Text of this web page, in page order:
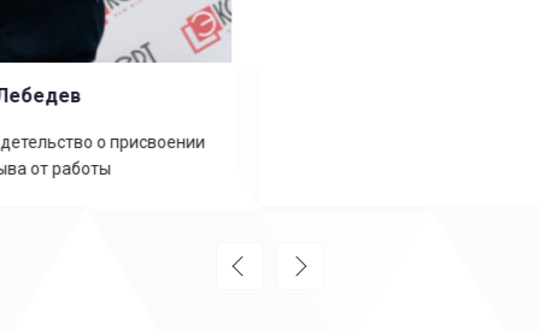
Повышение разряда с третьего на четвертый
дистанционно. Быстро и недорого